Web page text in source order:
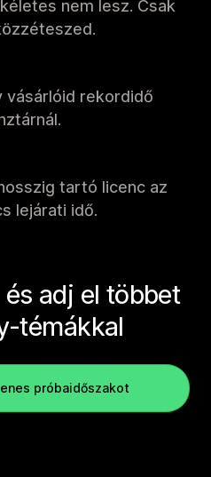
nem lesz. Csak
rekordidő
tartó licenc az
lejárati idő.
adj el többet
témákkal
próbaidőszakot